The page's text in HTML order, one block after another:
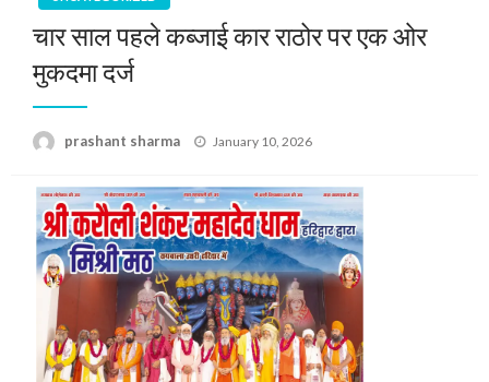
चार साल पहले कब्जाई कार राठोर पर एक ओर
मुकदमा दर्ज
prashant sharma
Posted
January 10, 2026